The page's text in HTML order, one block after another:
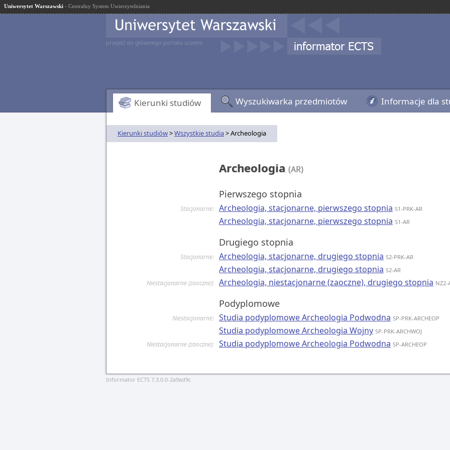
Uniwersytet Warszawski - Centralny System Uwierzytelniania
przejdź do głównego portalu uczelni
Kierunki studiów Wyszukiwarka przedmiotów Informacje dla
Kierunki studiów>Wszystkie studia> Archeologia
Archeologia (AR)
Pierwszego stopnia
Stacjonarne: Archeologia, stacjonarne, pierwszego stopnia S1-PRK-AR
Archeologia, stacjonarne, pierwszego stopnia S1-AR
Drugiego stopnia
Stacjonarne: Archeologia, stacjonarne, drugiego stopnia S2-PRK-AR
Archeologia, stacjonarne, drugiego stopnia S2-AR
Niestacjonarne (zaoczne): Archeologia, niestacjonarne (zaoczne), drugiego stopnia NZ2-
Podyplomowe
Niestacjonarne: Studia podyplomowe Archeologia Podwodna SP-PRK-ARCHEOP
Studia podyplomowe Archeologia Wojny SP-PRK-ARCHWOJ
Niestacjonarne (zaoczne): Studia podyplomowe Archeologia Podwodna SP-ARCHEOP
Informator ECTS 7.3.0.0-2a9ad9c